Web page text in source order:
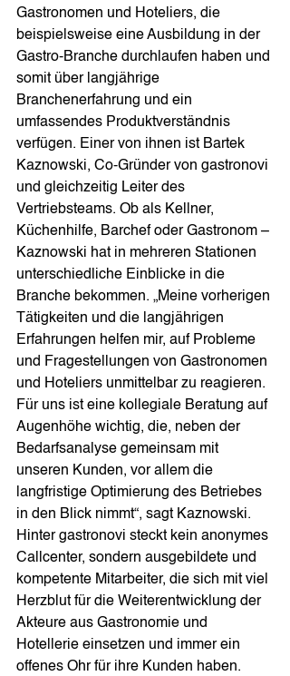
Gastronomen und Hoteliers, die
beispielsweise eine Ausbildung in der
Gastro-Branche durchlaufen haben und
somit über langjährige
Branchenerfahrung und ein
umfassendes Produktverständnis
verfügen. Einer von ihnen ist Bartek
Kaznowski, Co-Gründer von gastronovi
und gleichzeitig Leiter des
Vertriebsteams. Ob als Kellner,
Küchenhilfe, Barchef oder Gastronom –
Kaznowski hat in mehreren Stationen
unterschiedliche Einblicke in die
Branche bekommen. „Meine vorherigen
Tätigkeiten und die langjährigen
Erfahrungen helfen mir, auf Probleme
und Fragestellungen von Gastronomen
und Hoteliers unmittelbar zu reagieren.
Für uns ist eine kollegiale Beratung auf
Augenhöhe wichtig, die, neben der
Bedarfsanalyse gemeinsam mit
unseren Kunden, vor allem die
langfristige Optimierung des Betriebes
in den Blick nimmt“, sagt Kaznowski.
Hinter gastronovi steckt kein anonymes
Callcenter, sondern ausgebildete und
kompetente Mitarbeiter, die sich mit viel
Herzblut für die Weiterentwicklung der
Akteure aus Gastronomie und
Hotellerie einsetzen und immer ein
offenes Ohr für ihre Kunden haben.